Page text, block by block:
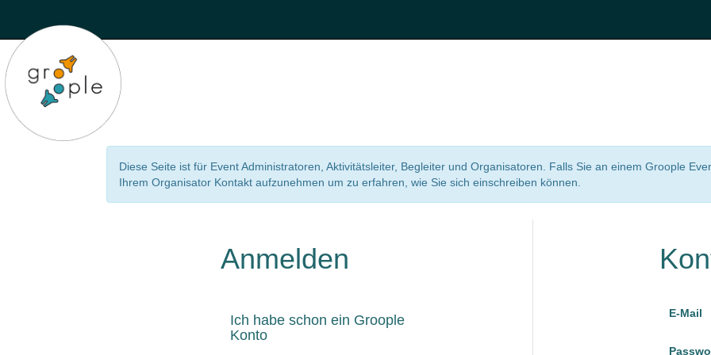
Diese Seite ist für Event Administratoren, Aktivitätsleiter, Begleiter und Organisatoren. Falls Sie an einem Groople
Ihrem Organisator Kontakt aufzunehmen um zu erfahren, wie Sie sich einschreiben können.
Anmelden
Ich habe schon ein Groople
Konto
E-Mail